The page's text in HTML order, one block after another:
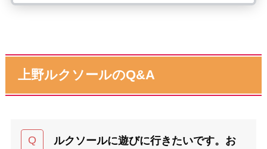
上野ルクソールのQ&A
ルクソールに遊びに行きたいです。お